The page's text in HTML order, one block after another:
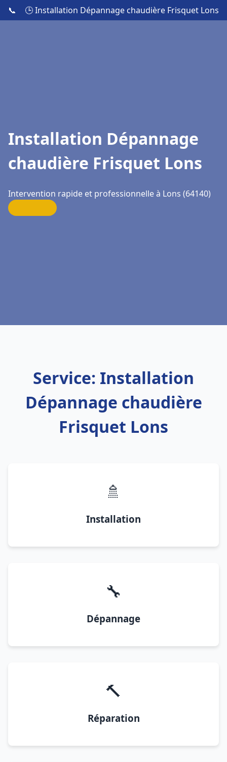
📞 🕒 Installation Dépannage chaudière Frisquet Lons
Installation Dépannage
chaudière Frisquet Lons
Intervention rapide et professionnelle à Lons (64140)
Service: Installation
Dépannage chaudière
Frisquet Lons
🚿
Installation
🔧
Dépannage
🔨
Réparation